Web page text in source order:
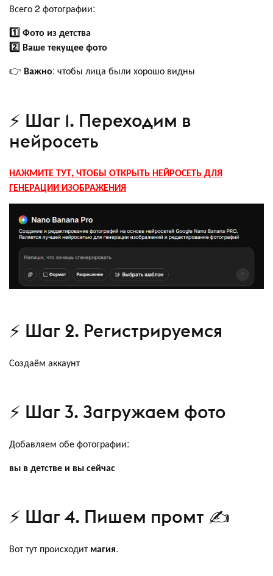
Всего 2 фотографии:
1️⃣ Фото из детства
2️⃣ Ваше текущее фото
👉 Важно: чтобы лица были хорошо видны
⚡ Шаг 1. Переходим в
нейросеть
НАЖМИТЕ ТУТ, ЧТОБЫ ОТКРЫТЬ НЕЙРОСЕТЬ ДЛЯ
ГЕНЕРАЦИИ ИЗОБРАЖЕНИЯ
⚡ Шаг 2. Регистрируемся
Создаём аккаунт
⚡ Шаг 3. Загружаем фото
Добавляем обе фотографии:
вы в детстве и вы сейчас
⚡ Шаг 4. Пишем промт ✍️
Вот тут происходит магия.